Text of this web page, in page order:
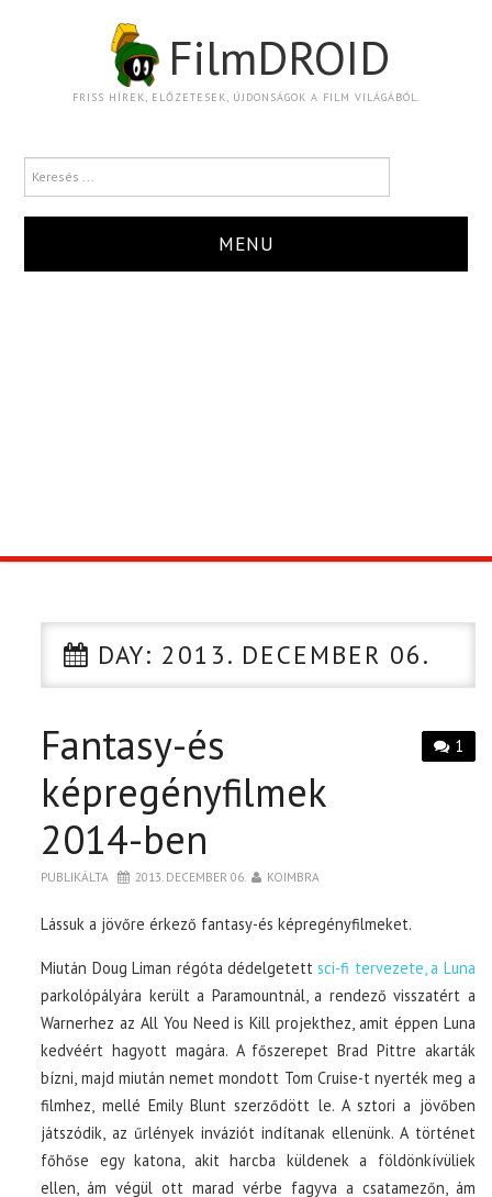
FilmDROID
FRISS HÍREK, ELŐZETESEK, ÚJDONSÁGOK A FILM VILÁGÁBÓL.
MENU
CIKK
PÓLÓ RENDELÉS
DAY: 2013. DECEMBER 06.
1
Fantasy-és
képregényfilmek
2014-ben
PUBLIKÁLTA 2013. DECEMBER 06. KOIMBRA
Lássuk a jövőre érkező fantasy-és képregényfilmeket.
Miután Doug Liman régóta dédelgetettsci-fi tervezete, a Luna
parkolópályára került a Paramountnál, a rendező visszatért a
Warnerhez az All You Need is Kill projekthez, amit éppen Luna
kedvéért hagyott magára. A főszerepet Brad Pittre akarták
bízni, majd miután nemet mondott Tom Cruise-t nyerték meg a
filmhez, mellé Emily Blunt szerződött le. A sztori a jövőben
játszódik, az űrlények inváziót indítanak ellenünk. A történet
főhőse egy katona, akit harcba küldenek a földönkívüliek
ellen, ám végül ott marad vérbe fagyva a csatamezőn, ám